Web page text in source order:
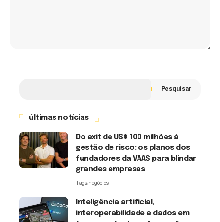
Pesquisar
últimas notícias
Do exit de US$ 100 milhões à
gestão de risco: os planos dos
fundadores da VAAS para blindar
grandes empresas
Tags:negócios
Inteligência artificial,
interoperabilidade e dados em